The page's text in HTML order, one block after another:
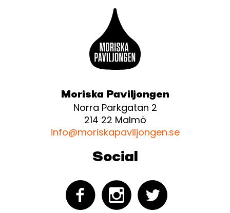
Moriska Paviljongen
Norra Parkgatan 2
214 22 Malmö
info@moriskapaviljongen.se
Social